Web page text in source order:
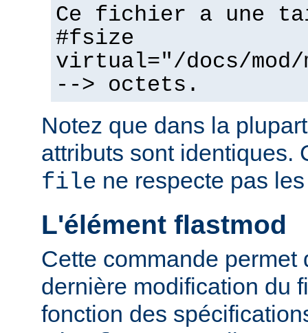
Ce fichier a une
#fsize
virtual="/docs/mod/
--> octets.
Notez que dans la
attributs sont identiques.
file ne respecte pas
L'élément flastmod
Cette commande permet
dernière modification du
fonction des